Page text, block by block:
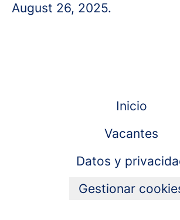
August 26, 2025.
Inicio
Vacantes
Datos y
Gestionar